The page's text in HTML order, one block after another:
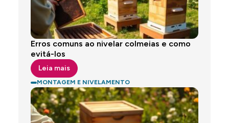
Erros comuns ao nivelar colmeias e como
evitá-los
Leia mais
MONTAGEM E NIVELAMENTO